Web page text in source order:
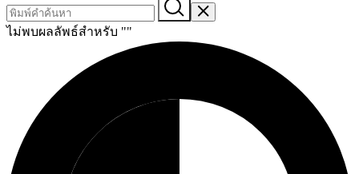
ไม่พบผลลัพธ์สำหรับ ""